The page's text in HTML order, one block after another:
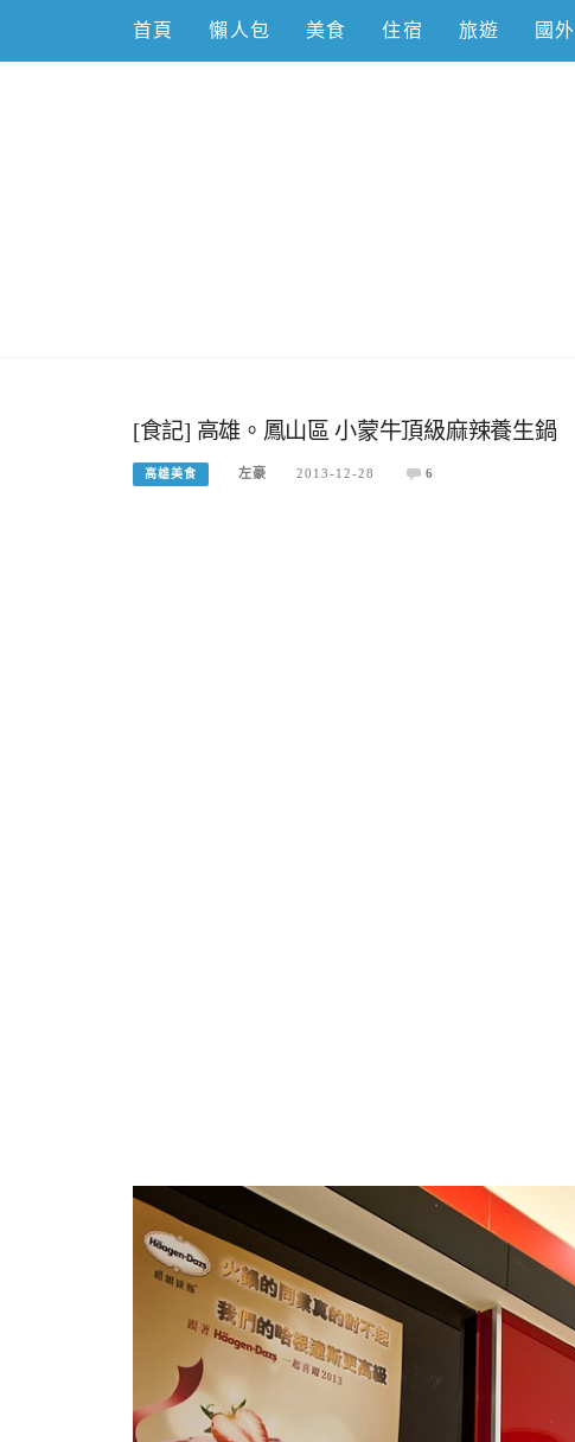
content
首頁 懶人包 美食 住宿 旅遊 國外
[食記] 高雄。鳳山區 小蒙牛頂級麻辣養生鍋
高雄美食 左豪 2013-12-28 6